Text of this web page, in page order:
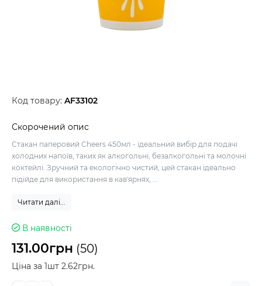
Код товару: AF33102
Скорочений опис
Стакан паперовий Cheers 450мл - ідеальний вибір для подачі
холодних напоїв, таких як алкогольні, безалкогольні та молочні
коктейлі. Зручний та екологічно чистий, цей стакан ідеально
підійде для використання в кав'ярнях, ...
Читати далі...
В наявності
131.00грн (50)
Ціна за 1шт 2.62грн.